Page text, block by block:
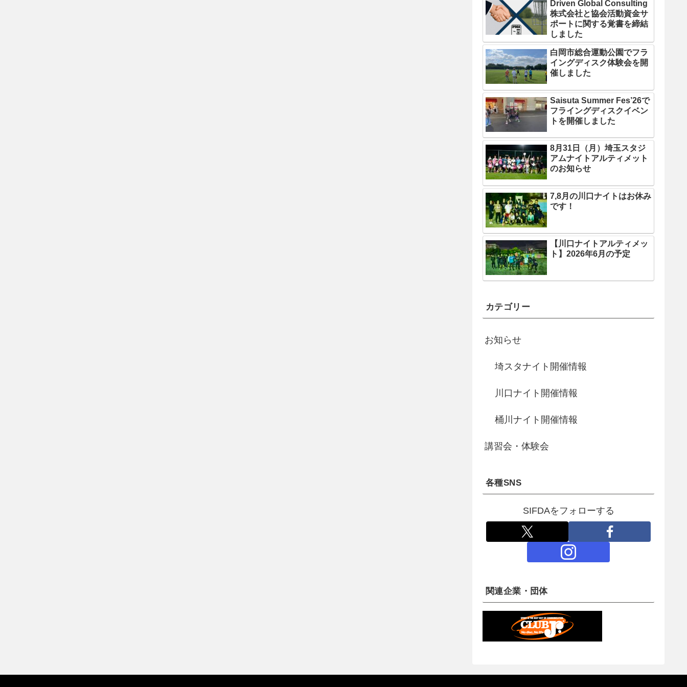
Driven Global Consulting
株式会社と協会活動資金サ
ポートに関する覚書を締結
しました
白岡市総合運動公園でフラ
イングディスク体験会を開
催しました
Saisuta Summer Fes’26で
フライングディスクイベン
トを開催しました
8月31日（月）埼玉スタジ
アムナイトアルティメット
のお知らせ
7,8月の川口ナイトはお休み
です！
【川口ナイトアルティメッ
ト】2026年6月の予定
カテゴリー
お知らせ
埼スタナイト開催情報
川口ナイト開催情報
桶川ナイト開催情報
講習会・体験会
各種SNS
SIFDAをフォローする
関連企業・団体